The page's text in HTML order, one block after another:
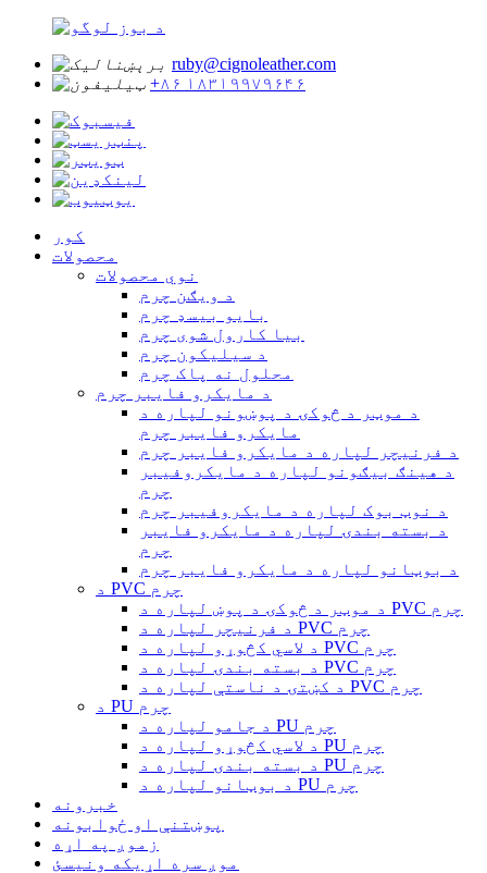
ruby@cignoleather.com
+۸۶ ۱۸۳۱۹۹۷۹۶۴۶
کور
محصولات
نوي محصولات
د ویګن چرم
بایو بیسډ چرم
بیا کارول شوی چرم
د سیلیکون چرم
محلول نه پاک چرم
د مایکرو فایبر چرم
د موټر د څوکۍ د پوښونو لپاره د
مایکرو فایبر چرم
د فرنیچر لپاره د مایکرو فایبر چرم
د هینګ بیګونو لپاره د مایکروفیبر
چرم
د نوټ بوک لپاره د مایکروفیبر چرم
د بسته بندۍ لپاره د مایکرو فایبر
چرم
د بوټانو لپاره د مایکرو فایبر چرم
د PVC چرم
د موټر د څوکۍ د پوښ لپاره د PVC چرم
د فرنیچر لپاره د PVC چرم
د لاسي کڅوړو لپاره د PVC چرم
د بسته بندۍ لپاره د PVC چرم
د کښتۍ د ناستې لپاره د PVC چرم
د PU چرم
د جامو لپاره د PU چرم
د لاسي کڅوړو لپاره د PU چرم
د بسته بندۍ لپاره د PU چرم
د بوټانو لپاره د PU چرم
خبرونه
پوښتنې او ځوابونه
زموږ په اړه
موږ سره اړیکه ونیسئ